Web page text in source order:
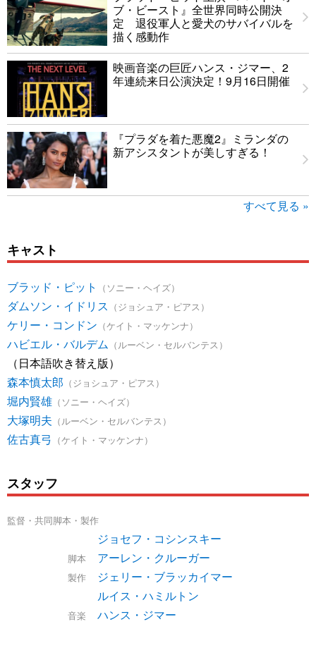
ブ・ビースト』全世界同時公開決
定 退役軍人と愛犬のサバイバルを
描く感動作
映画音楽の巨匠ハンス・ジマー、2
年連続来日公演決定！9月16日開催
『プラダを着た悪魔2』ミランダの
新アシスタントが美しすぎる！
すべて見る »
キャスト
ブラッド・ピット （ソニー・ヘイズ）
ダムソン・イドリス （ジョシュア・ピアス）
ケリー・コンドン （ケイト・マッケンナ）
ハビエル・バルデム （ルーベン・セルバンテス）
（日本語吹き替え版）
森本慎太郎 （ジョシュア・ピアス）
堀内賢雄 （ソニー・ヘイズ）
大塚明夫 （ルーベン・セルバンテス）
佐古真弓 （ケイト・マッケンナ）
スタッフ
監督・共同脚本・製作
ジョセフ・コシンスキー
脚本 アーレン・クルーガー
製作
ジェリー・ブラッカイマー
ルイス・ハミルトン
音楽 ハンス・ジマー